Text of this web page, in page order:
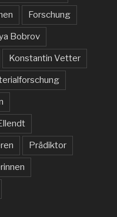
Forschung
Bobrov
Konstantin Vetter
Prädiktor